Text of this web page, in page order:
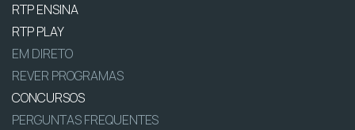
RTP ENSINA
RTP PLAY
EM DIRETO
REVER PROGRAMAS
CONCURSOS
PERGUNTAS FREQUENTES